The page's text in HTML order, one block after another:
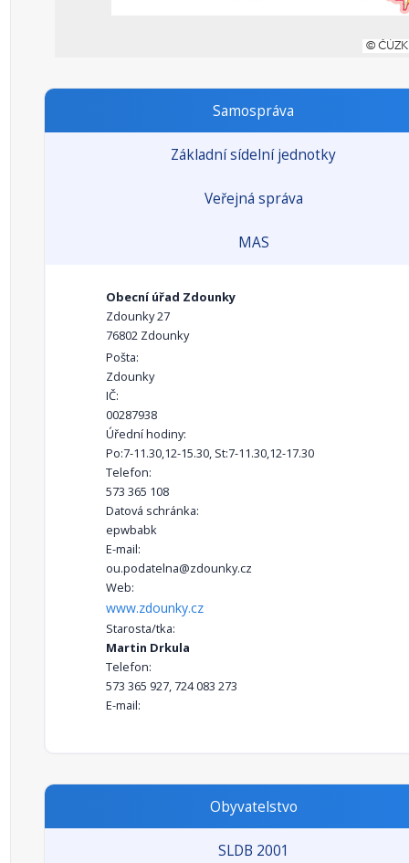
Samospráva
Základní sídelní jednotky
Veřejná správa
MAS
Obecní úřad Zdounky
Zdounky 27
76802 Zdounky
Pošta:
Zdounky
IČ:
00287938
Úřední hodiny:
Po:7-11.30,12-15.30, St:7-11.30,12-17.30
Telefon:
573 365 108
Datová schránka:
epwbabk
E-mail:
ou.podatelna@zdounky.cz
Web:
www.zdounky.cz
Starosta/tka:
Martin Drkula
Telefon:
573 365 927, 724 083 273
E-mail:
Obyvatelstvo
SLDB 2001